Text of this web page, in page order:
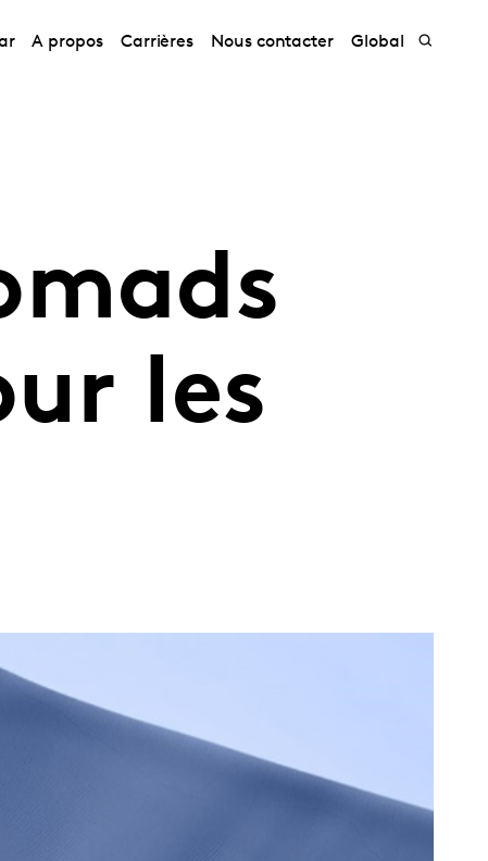
A propos Carrières Nous contacter Global
les